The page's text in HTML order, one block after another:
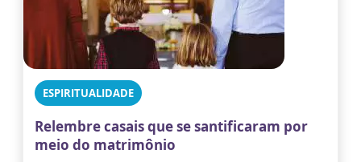
ESPIRITUALIDADE
Relembre casais que se santificaram por
meio do matrimônio